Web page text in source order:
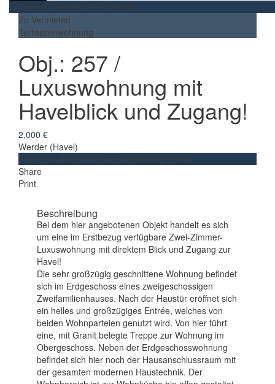
We found 0 results. View results
Zu Vermieten
Terrassenwohnung
Obj.: 257 /
Luxuswohnung mit
Havelblick und Zugang!
2,000 €
Werder (Havel)
Facebook Twitter Pinterest WhatsApp Email
Share
Print
Beschreibung
Bei dem hier angebotenen Objekt handelt es sich
um eine im Erstbezug verfügbare Zwei-Zimmer-
Luxuswohnung mit direktem Blick und Zugang zur
Havel!
Die sehr großzügig geschnittene Wohnung befindet
sich im Erdgeschoss eines zweigeschossigen
Zweifamilienhauses. Nach der Haustür eröffnet sich
ein helles und großzügiges Entrée, welches von
beiden Wohnparteien genutzt wird. Von hier führt
eine, mit Granit belegte Treppe zur Wohnung im
Obergeschoss. Neben der Erdgeschosswohnung
befindet sich hier noch der Hausanschlussraum mit
der gesamten modernen Haustechnik. Der